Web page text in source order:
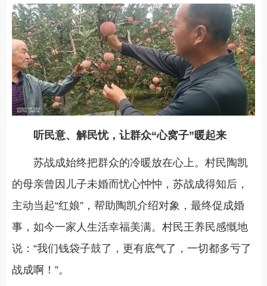
听民意、解民忧，让群众“心窝子”暖起来
苏战成始终把群众的冷暖放在心上。村民陶凯
的母亲曾因儿子未婚而忧心忡忡，苏战成得知后，
主动当起“红娘”，帮助陶凯介绍对象，最终促成婚
事，如今一家人生活幸福美满。村民王养民感慨地
说：“我们钱袋子鼓了，更有底气了，一切都多亏了
战成啊！”。